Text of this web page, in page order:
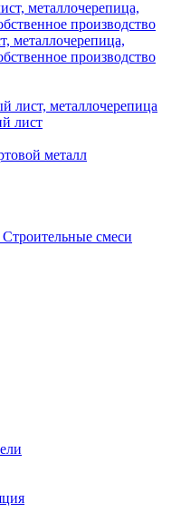
металлочерепица,
производство
лист, металлочерепица
лист
металл
Строительные смеси